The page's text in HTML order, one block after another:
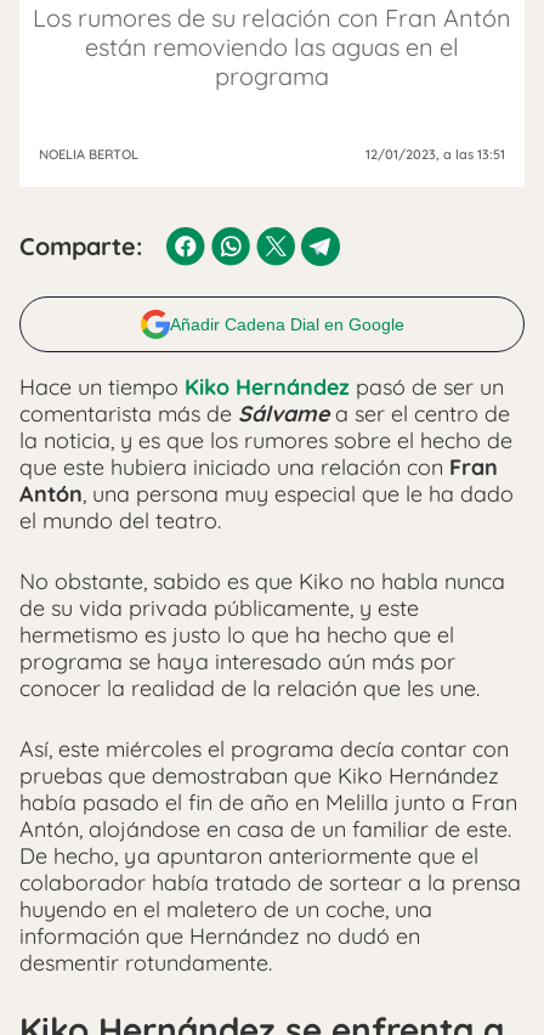
Los rumores de su relación con Fran Antón
están removiendo las aguas en el
programa
NOELIA BERTOL 12/01/2023 , a las 13:51
Comparte:
Añadir Cadena Dial en Google
Hace un tiempo Kiko Hernández pasó de ser un
comentarista más de Sálvame a ser el centro de
la noticia, y es que los rumores sobre el hecho de
que este hubiera iniciado una relación con Fran
Antón, una persona muy especial que le ha dado
el mundo del teatro.
No obstante, sabido es que Kiko no habla nunca
de su vida privada públicamente, y este
hermetismo es justo lo que ha hecho que el
programa se haya interesado aún más por
conocer la realidad de la relación que les une.
Así, este miércoles el programa decía contar con
pruebas que demostraban que Kiko Hernández
había pasado el fin de año en Melilla junto a Fran
Antón, alojándose en casa de un familiar de este.
De hecho, ya apuntaron anteriormente que el
colaborador había tratado de sortear a la prensa
huyendo en el maletero de un coche, una
información que Hernández no dudó en
desmentir rotundamente.